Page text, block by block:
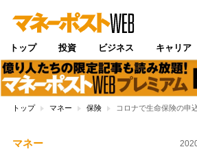
トップ 投資 ビジネス キャリア
トップ マネー 保険 コロナで生命保険の申
マネー